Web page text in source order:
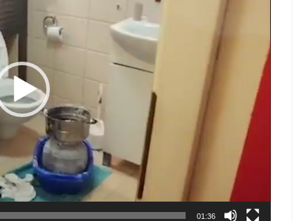
01:36